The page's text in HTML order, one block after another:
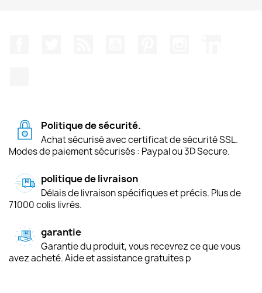
Politique de sécurité.
Achat sécurisé avec certificat de sécurité SSL.
Modes de paiement sécurisés : Paypal ou 3D Secure.
politique de livraison
Délais de livraison spécifiques et précis. Plus de
71000 colis livrés.
garantie
Garantie du produit, vous recevrez ce que vous
avez acheté. Aide et assistance gratuites p